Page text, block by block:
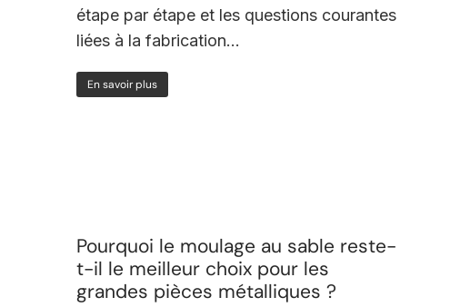
étape par étape et les questions courantes
liées à la fabrication...
En savoir plus
Pourquoi le moulage au sable reste-
t-il le meilleur choix pour les
grandes pièces métalliques ?